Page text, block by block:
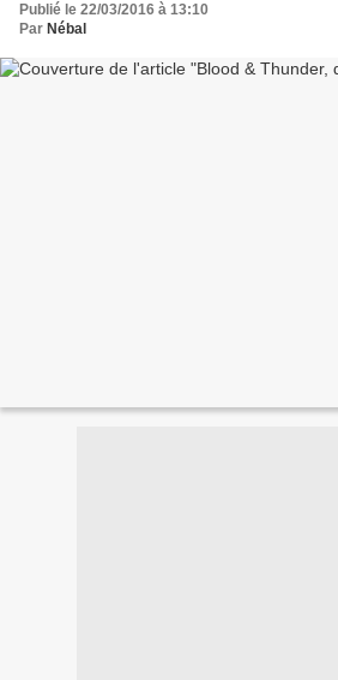
Publié le 22/03/2016 à 13:10
Par Nébal